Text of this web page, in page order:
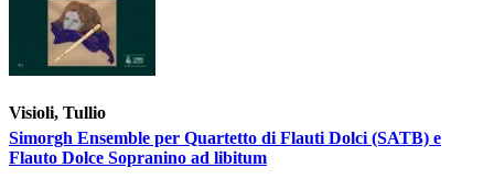
Visioli, Tullio
Simorgh Ensemble per Quartetto di Flauti Dolci (SATB) e
Flauto Dolce Sopranino ad libitum